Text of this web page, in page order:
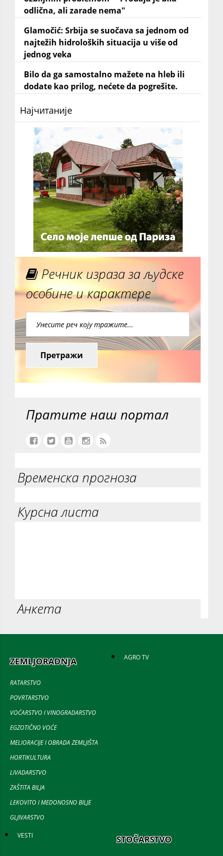
odlična, ali zarade nema"
Glamočić: Srbija se suočava sa jednom od
najtežih hidroloških situacija u više od
jednog veka
Bilo da ga samostalno mažete na hleb ili
dodate kao prilog, nećete da pogrešite.
Најчитаније
Речник израза за људске
особине и карактере
Претражи
Пратите наш портал
Временска прогноза
Курсна листа
Анкета
ZEMLJORADNJA
RATARSTVO
POVRTARSTVO
VOĆARSTVO I VINOGRADARSTVO
EGZOTIČNO VOĆE
MELIORACIJE I OBRADA ZEMLJIŠTA
HORTIKULTURA
LIVADARSTVO
ZAŠTITA BILJA
LEKOVITO I MEDONOSNO BILJE
GLJIVARSTVO
AGRO TV
VESTI STOČARSTVO